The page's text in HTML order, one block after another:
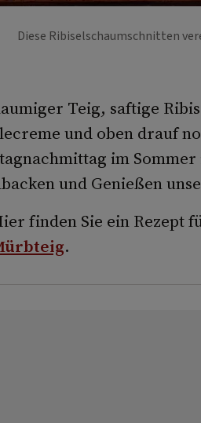
Diese Ribiselschaumschnitten
Teig, saftige
und oben drauf
im
und Genießen
finden Sie ein Rezept
.